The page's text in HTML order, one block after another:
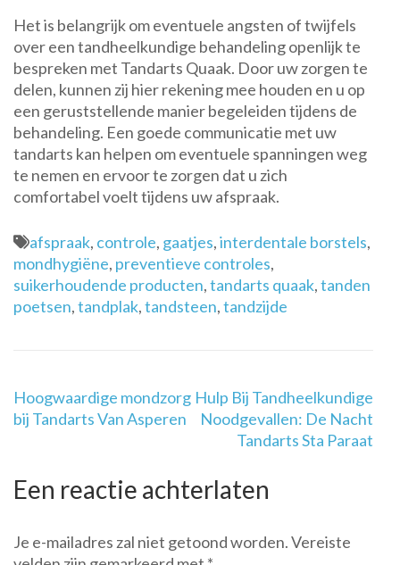
Het is belangrijk om eventuele angsten of twijfels
over een tandheelkundige behandeling openlijk te
bespreken met Tandarts Quaak. Door uw zorgen te
delen, kunnen zij hier rekening mee houden en u op
een geruststellende manier begeleiden tijdens de
behandeling. Een goede communicatie met uw
tandarts kan helpen om eventuele spanningen weg
te nemen en ervoor te zorgen dat u zich
comfortabel voelt tijdens uw afspraak.
afspraak, controle, gaatjes,interdentale borstels,
mondhygiëne, preventieve controles,
suikerhoudende producten,tandarts quaak,tanden
poetsen,tandplak,tandsteen,tandzijde
Berichtnavigatie
Hoogwaardige mondzorg
bij Tandarts Van Asperen
Hulp Bij Tandheelkundige
Noodgevallen: De Nacht
Tandarts Sta Paraat
Een reactie achterlaten
Je e-mailadres zal niet getoond worden.Vereiste